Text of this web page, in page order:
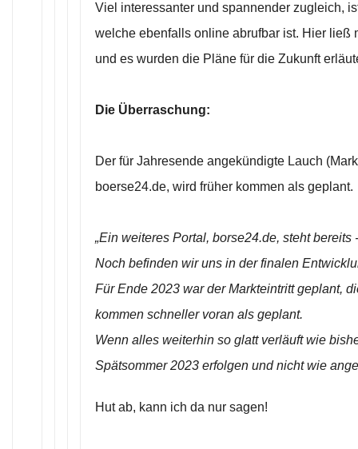
Viel interessanter und spannender zugleich,
welche ebenfalls online abrufbar ist. Hier ließ
und es wurden die Pläne für die Zukunft
Die Überraschung:
Der für Jahresende angekündigte Lauch
boerse24.de, wird früher kommen als geplant.
„Ein weiteres Portal, borse24.de, steht
Noch befinden wir uns in der finalen
Für Ende 2023 war der Markteintritt geplant,
kommen schneller voran als geplant.
Wenn alles weiterhin so glatt verläuft wie
Spätsommer 2023 erfolgen und nicht wie
Hut ab, kann ich da nur sagen!